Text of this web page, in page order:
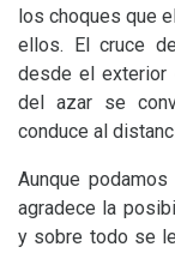
los choques que
ellos. El cruce
desde el exterior
del azar se
conduce al
Aunque
agradece la
y sobre todo se